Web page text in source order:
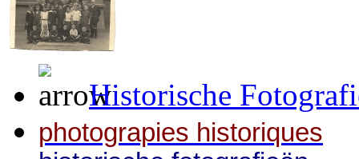
Historische
photograpies historiques